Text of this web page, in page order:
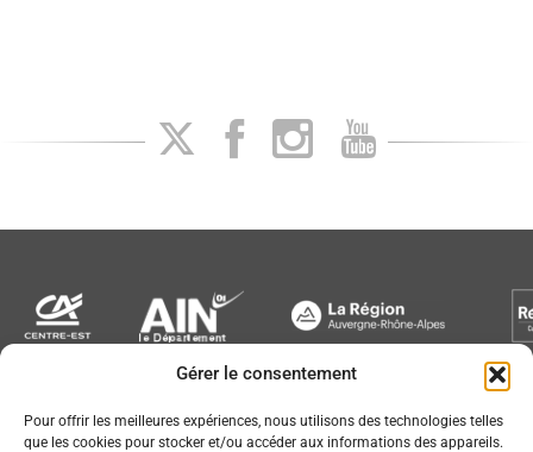
Gérer le consentement
Pour offrir les meilleures expériences, nous utilisons des technologies telles
que les cookies pour stocker et/ou accéder aux informations des appareils.
Newsletter